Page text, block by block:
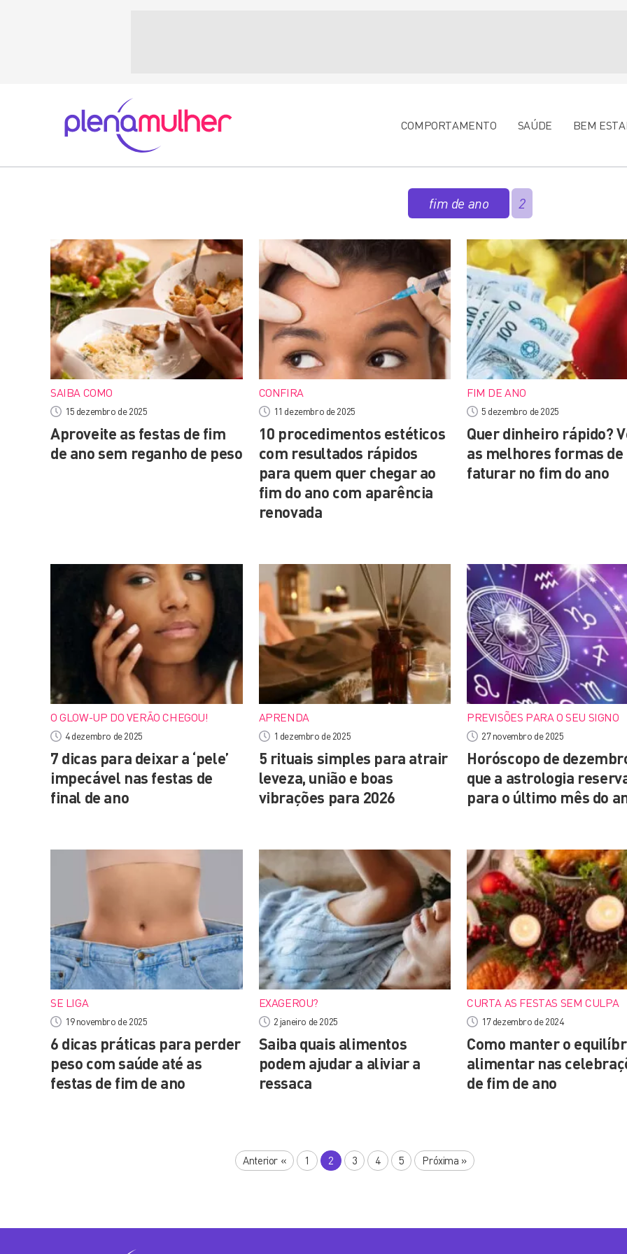
COMPORTAMENTO SAÚDE BEM
fim de ano 2
SAIBA COMO
15 dezembro de 2025
Aproveite as festas de fim
de ano sem reganho de peso
CONFIRA
11 dezembro de 2025
10 procedimentos estéticos
com resultados rápidos
para quem quer chegar ao
fim do ano com aparência
renovada
FIM DE ANO
5 dezembro de 2025
Quer dinheiro rápido?
as melhores formas de
faturar no fim do ano
O GLOW-UP DO VERÃO CHEGOU!
4 dezembro de 2025
7 dicas para deixar a ‘pele’
impecável nas festas de
final de ano
APRENDA
1 dezembro de 2025
5 rituais simples para atrair
leveza, união e boas
vibrações para 2026
PREVISÕES PARA O SEU SIGNO
27 novembro de 2025
Horóscopo de
que a astrologia
para o último mês do
SE LIGA
19 novembro de 2025
6 dicas práticas para perder
peso com saúde até as
festas de fim de ano
EXAGEROU?
2 janeiro de 2025
Saiba quais alimentos
podem ajudar a aliviar a
ressaca
CURTA AS FESTAS SEM CULPA
17 dezembro de 2024
Como manter o
alimentar nas
de fim de ano
Anterior « 1 2 3 4 5 Próxima »